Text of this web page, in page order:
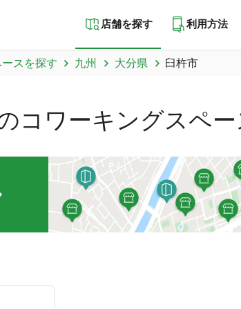
店舗を探す 利用方法
スを探す 九州 大分県 臼杵市
コワーキングスペー